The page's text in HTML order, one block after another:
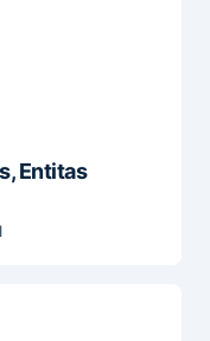
Entitas